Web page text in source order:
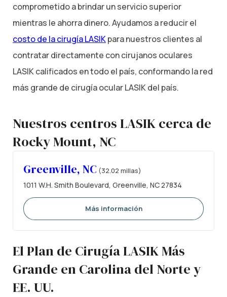
comprometido a brindar un servicio superior
mientras le ahorra dinero. Ayudamos a reducir el
costo de la cirugía LASIKpara nuestros clientes al
contratar directamente con cirujanos oculares
LASIK calificados en todo el país, conformando la red
más grande de cirugía ocular LASIK del país.
Nuestros centros LASIK cerca de
Rocky Mount, NC
Greenville, NC (32.02 millas)
1011 W.H. Smith Boulevard, Greenville, NC 27834
Más información
El Plan de Cirugía LASIK Más
Grande en Carolina del Norte y
EE. UU.